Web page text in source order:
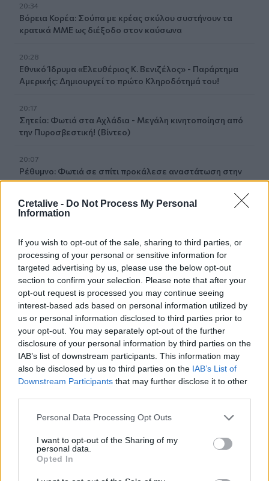
Cretalive - Do Not Process My Personal
Information
If you wish to opt-out of the sale, sharing to third parties, or
processing of your personal or sensitive information for
targeted advertising by us, please use the below opt-out
section to confirm your selection. Please note that after your
opt-out request is processed you may continue seeing
interest-based ads based on personal information utilized by
us or personal information disclosed to third parties prior to
your opt-out. You may separately opt-out of the further
disclosure of your personal information by third parties on the
IAB’s list of downstream participants. This information may
also be disclosed by us to third parties on the IAB’s List of
Downstream Participants that may further disclose it to other
Personal Data Processing Opt Outs
I want to opt-out of the Sharing of my
personal data.
Opted In
20:34
Βόρεια Κορέα: Σούπα με κρέας σκύλου συστήνουν τα
κρατικά ΜΜΕ ως διέξοδο στον καύσωνα
20:28
Εθνικό Ίδρυμα «Ελευθέριος Κ. Βενιζέλος» - Παράρτημα
Αμερικής: Δημιουργεί το πρώτο Κληροδότημά του!
20:17
Σητεία: Φωτιά στα Αχλάδια - Μεγάλη κινητοποίηση από
την Πυροσβεστική! (Βίντεο)
20:07
Ρέθυμνο: Φωτιά σε σπίτι προκάλεσε αναστάτωση στην
Καλλιθέα
19:59
19:55
Πάτρα: Θρήνος για μωράκι μόλις 8 ημερών –
Νοσηλευόταν στη ΜΕΘ Νεογνών
Καταβλήθηκαν 33.579.900 εκατ. ευρώ για την αγορά
λιπασμάτων
ΠΕΡΙΣΣΟΤΕΡΑ
ΣΧΕΤΙΚA AΡΘΡΑ